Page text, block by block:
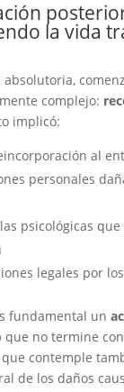
la vida
complejo:
implicó:
al
personales
psicológicas
legales por
fundamental un
que no termine
contemple
de los daños